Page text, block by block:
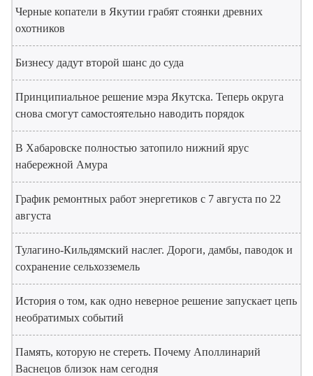
Черные копатели в Якутии грабят стоянки древних
охотников
Бизнесу дадут второй шанс до суда
Принципиальное решение мэра Якутска. Теперь округа
снова смогут самостоятельно наводить порядок
В Хабаровске полностью затопило нижний ярус
набережной Амура
График ремонтных работ энергетиков с 7 августа по 22
августа
Тулагино-Кильдямский наслег. Дороги, дамбы, паводок и
сохранение сельхозземель
История о том, как одно неверное решение запускает цепь
необратимых событий
Память, которую не стереть. Почему Аполлинарий
Васнецов близок нам сегодня